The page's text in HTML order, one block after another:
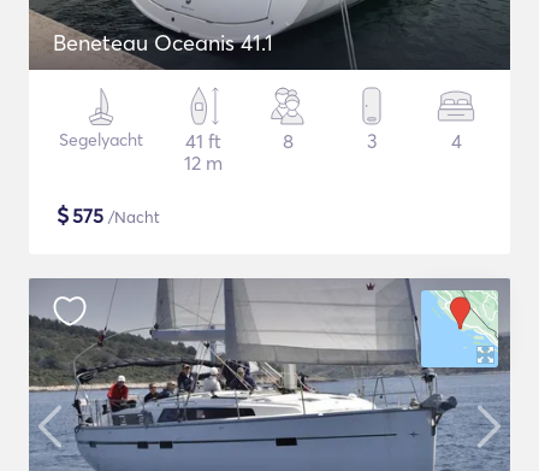
Beneteau Oceanis 41.1
Segelyacht
41 ft
12 m
8 3 4
$575 /Nacht